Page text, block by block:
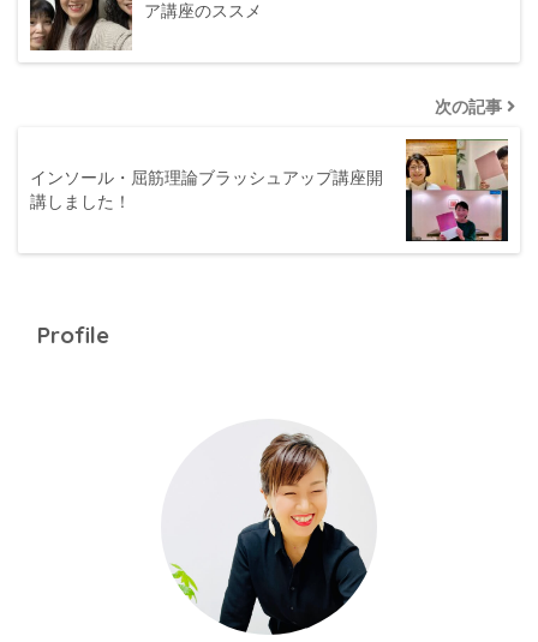
ア講座のススメ
次の記事
インソール・屈筋理論ブラッシュアップ講座開
講しました！
Profile